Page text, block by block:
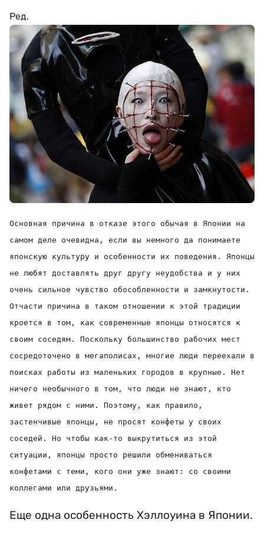
Ред.
Основная причина в отказе этого обычая в Японии на
самом деле очевидна , если вы немного да понимаете
японскую культуру и особенности их поведения. Японцы
не любят доставлять друг другу неудобства и у них
очень сильное чувство обособленности и замкнутости.
Отчасти причина в таком отношении к этой традиции
кроется в том, как современные японцы относятся к
своим соседям. Поскольку большинство рабочих мест
сосредоточено в мегаполисах, многие люди переехали в
поисках работы из маленьких городов в крупные. Нет
ничего необычного в том, что люди не знают, кто
живет рядом с ними. Поэтому, как правило,
застенчивые японцы, не просят конфеты у своих
соседей. Но чтобы как-то выкрутиться из этой
ситуации, японцы просто решили обмениваться
конфетами с теми, кого они уже знают: со своими
коллегами или друзьями.
Еще одна особенность Хэллоуина в Японии.